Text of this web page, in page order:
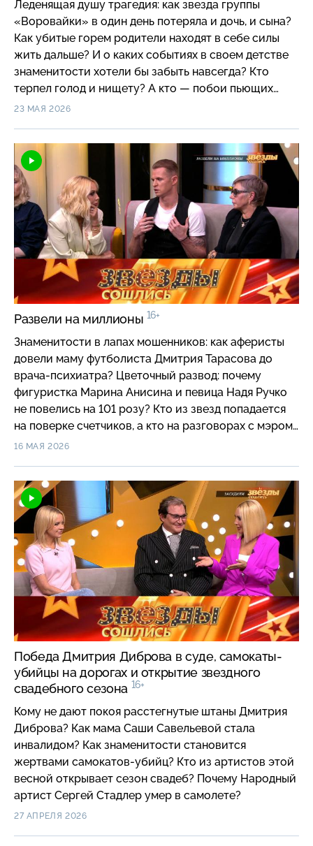
Леденящая душу трагедия: как звезда группы
«Воровайки» в один день потеряла и дочь, и сына?
Как убитые горем родители находят в себе силы
жить дальше? И о каких событиях в своем детстве
знаменитости хотели бы забыть навсегда? Кто
терпел голод и нищету? А кто — побои пьющих
родителей?
23 МАЯ 2026
Развели на миллионы 16+
Знаменитости в лапах мошенников: как аферисты
довели маму футболиста Дмитрия Тарасова до
врача-психиатра? Цветочный развод: почему
фигуристка Марина Анисина и певица Надя Ручко
не повелись на 101 розу? Кто из звезд попадается
на поверке счетчиков, а кто на разговорах с мэром?
Специалисты по киберпреступлениям раскроют
16 МАЯ 2026
Победа Дмитрия Диброва в суде, самокаты-
убийцы на дорогах и открытие звездного
свадебного сезона 16+
Кому не дают покоя расстегнутые штаны Дмитрия
Диброва? Как мама Саши Савельевой стала
инвалидом? Как знаменитости становится
жертвами самокатов-убийц? Кто из артистов этой
весной открывает сезон свадеб? Почему Народный
артист Сергей Стадлер умер в самолете?
27 АПРЕЛЯ 2026